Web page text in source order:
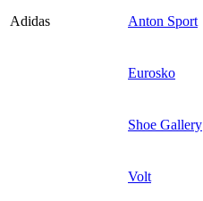
Adidas Anton Sport
Eurosko
Shoe Gallery
Volt